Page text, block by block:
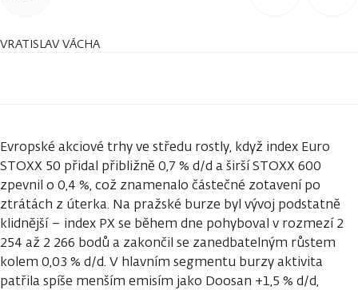
VRATISLAV VÁCHA
Evropské akciové trhy ve středu rostly, když index Euro
STOXX 50 přidal přibližně 0,7 % d/d a širší STOXX 600
zpevnil o 0,4 %, což znamenalo částečné zotavení po
ztrátách z úterka. Na pražské burze byl vývoj podstatně
klidnější – index PX se během dne pohyboval v rozmezí 2
254 až 2 266 bodů a zakončil se zanedbatelným růstem
kolem 0,03 % d/d. V hlavním segmentu burzy aktivita
patřila spíše menším emisím jako Doosan +1,5 % d/d,